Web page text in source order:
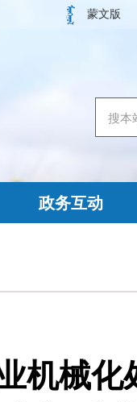
蒙文版
政务互动
机械